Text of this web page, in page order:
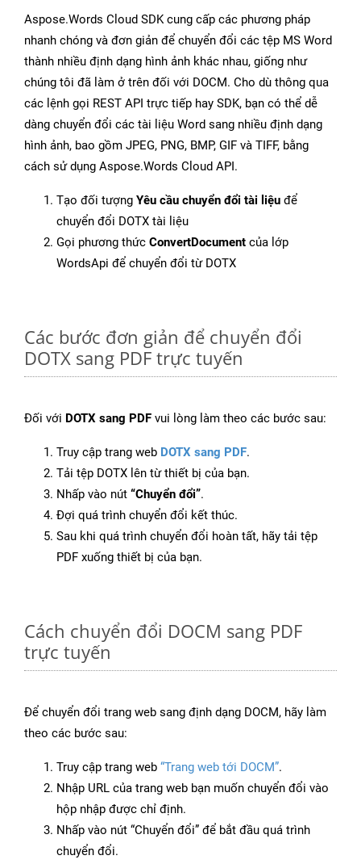
Aspose.Words Cloud SDK cung cấp các phương pháp
nhanh chóng và đơn giản để chuyển đổi các tệp MS Word
thành nhiều định dạng hình ảnh khác nhau, giống như
chúng tôi đã làm ở trên đối với DOCM. Cho dù thông qua
các lệnh gọi REST API trực tiếp hay SDK, bạn có thể dễ
dàng chuyển đổi các tài liệu Word sang nhiều định dạng
hình ảnh, bao gồm JPEG, PNG, BMP, GIF và TIFF, bằng
cách sử dụng Aspose.Words Cloud API.
Tạo đối tượng Yêu cầu chuyển đổi tài liệu để
chuyển đổi DOTX tài liệu
Gọi phương thức ConvertDocument của lớp
WordsApi để chuyển đổi từ DOTX
Các bước đơn giản để chuyển đổi
DOTX sang PDF trực tuyến
Đối với DOTX sang PDF vui lòng làm theo các bước sau:
Truy cập trang web DOTX sang PDF.
Tải tệp DOTX lên từ thiết bị của bạn.
Nhấp vào nút “Chuyển đổi”.
Đợi quá trình chuyển đổi kết thúc.
Sau khi quá trình chuyển đổi hoàn tất, hãy tải tệp
PDF xuống thiết bị của bạn.
Cách chuyển đổi DOCM sang PDF
trực tuyến
Để chuyển đổi trang web sang định dạng DOCM, hãy làm
theo các bước sau:
Truy cập trang web “Trang web tới DOCM”.
Nhập URL của trang web bạn muốn chuyển đổi vào
hộp nhập được chỉ định.
Nhấp vào nút “Chuyển đổi” để bắt đầu quá trình
chuyển đổi.